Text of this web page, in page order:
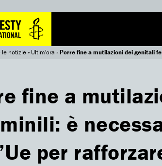
le notizie» Ultim'ora »Porre fine a mutilazioni dei genitali
fine a
è
per